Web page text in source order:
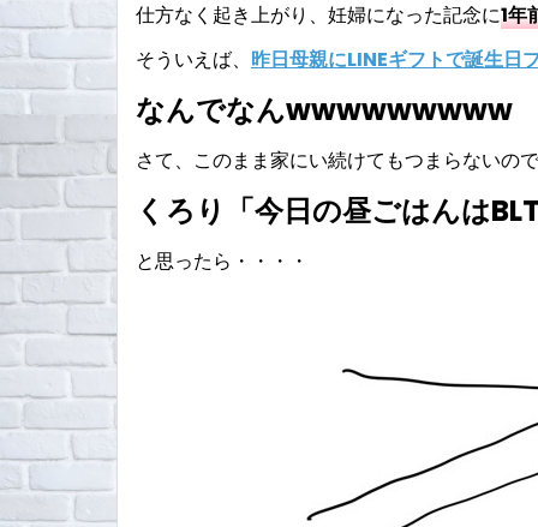
仕方なく起き上がり、妊婦になった記念に1年
そういえば、 昨日母親にLINEギフトで誕生日
なんでなんwwwwwwwww
さて、このまま家にい続けてもつまらないの
くろり「今日の昼ごはんは
と思ったら・・・・